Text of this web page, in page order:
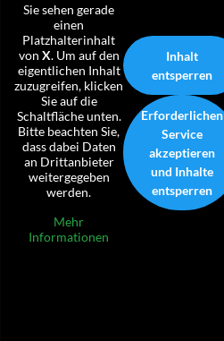
Sie sehen gerade
einen
Platzhalterinhalt
von X. Um auf den
eigentlichen Inhalt
zuzugreifen, klicken
Sie auf die
Schaltfläche unten.
Bitte beachten Sie,
dass dabei Daten
an Drittanbieter
weitergegeben
werden.
Mehr
Informationen
Inhalt
entsperren
Erforderlichen
Service
akzeptieren
und Inhalte
entsperren